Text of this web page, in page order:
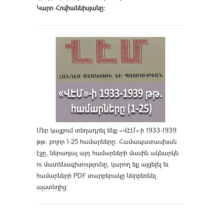
Կարո Հովհաննիսյանը։
Մեր կայքում տեղադրել ենք «ՎԷՄ»-ի 1933-1939
թթ. բոլոր 1-25 համարները։ Համապատասխան
էջը, ներառյալ այդ համարների մասին ակնարկն
ու մատենագիտությունը, կարող եք այցելել եւ
համարների PDF տարբերակը ներբեռնել
այստեղից։